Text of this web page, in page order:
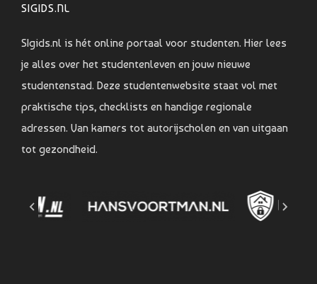
SIGIDS.NL
SIgids.nl is hét online portaal voor studenten. Hier lees
je alles over het studentenleven en jouw nieuwe
studentenstad. Deze studentenwebsite staat vol met
praktische tips, checklists en handige regionale
adressen. Van kamers tot autorijscholen en van uitgaan
tot gezondheid.